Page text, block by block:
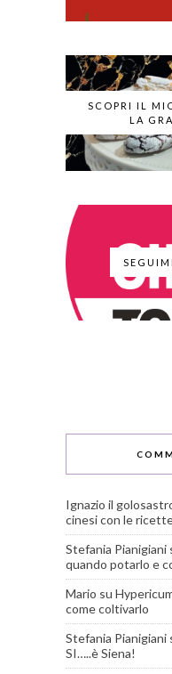
SCOPRI IL
LA
Ignazio il
cinesi con le
Stefania Pianigiani
quando potarlo e
Mario su
come coltivarlo
Stefania Pianigiani
SI…..è Siena!